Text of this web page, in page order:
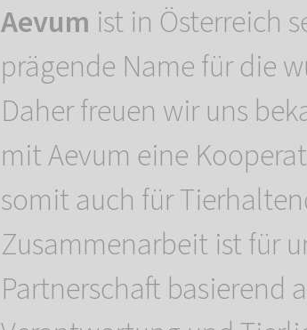
Aevum ist in Österreich
prägende Name für die
Daher freuen wir uns
mit Aevum eine
somit auch für
Zusammenarbeit ist für
Partnerschaft basierend